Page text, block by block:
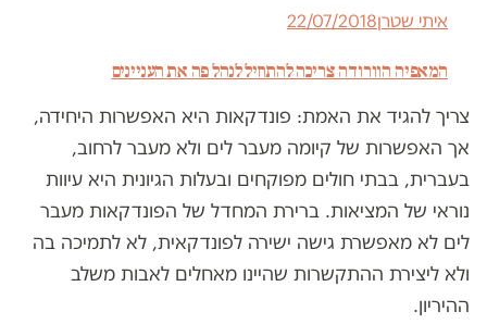
איתי שטרן22/07/2018
המאפיה הוורודה צריכה להתחיל לנהל פה את העניינים
צריך להגיד את האמת: פונדקאות היא האפשרות היחידה,
אך האפשרות של קיומה מעבר לים ולא מעבר לרחוב,
בעברית, בבתי חולים מפוקחים ובעלות הגיונית היא עיוות
נוראי של המציאות. ברירת המחדל של הפונדקאות מעבר
לים לא מאפשרת גישה ישירה לפונדקאית, לא לתמיכה בה
ולא ליצירת ההתקשרות שהיינו מאחלים לאבות משלב
ההיריון.